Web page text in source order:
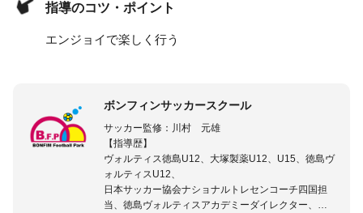
指導のコツ・ポイント
エンジョイで楽しく行う
ボンフィンサッカースクール
サッカー監修：川村 元雄
【指導歴】
ヴォルティス徳島U12、大塚製薬U12、U15、徳島ヴ
ォルティスU12、
日本サッカー協会ナショナルトレセンコーチ四国担
当、徳島ヴォルティスアカデミーダイレクター、